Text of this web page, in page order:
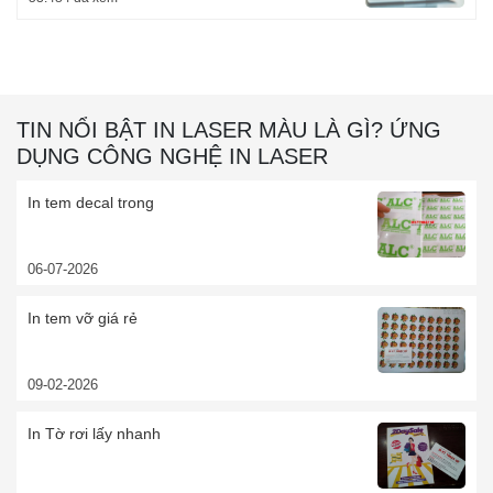
TIN NỔI BẬT IN LASER MÀU LÀ GÌ? ỨNG
DỤNG CÔNG NGHỆ IN LASER
In tem decal trong
06-07-2026
In tem vỡ giá rẻ
09-02-2026
In Tờ rơi lấy nhanh